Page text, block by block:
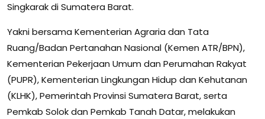
Singkarak di Sumatera Barat.
Yakni bersama Kementerian Agraria dan Tata
Ruang/Badan Pertanahan Nasional (Kemen ATR/BPN),
Kementerian Pekerjaan Umum dan Perumahan Rakyat
(PUPR), Kementerian Lingkungan Hidup dan Kehutanan
(KLHK), Pemerintah Provinsi Sumatera Barat, serta
Pemkab Solok dan Pemkab Tanah Datar, melakukan